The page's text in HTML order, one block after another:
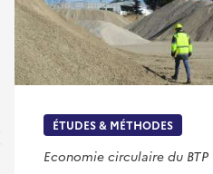
ÉTUDES & MÉTHODES
Economie circulaire du BTP